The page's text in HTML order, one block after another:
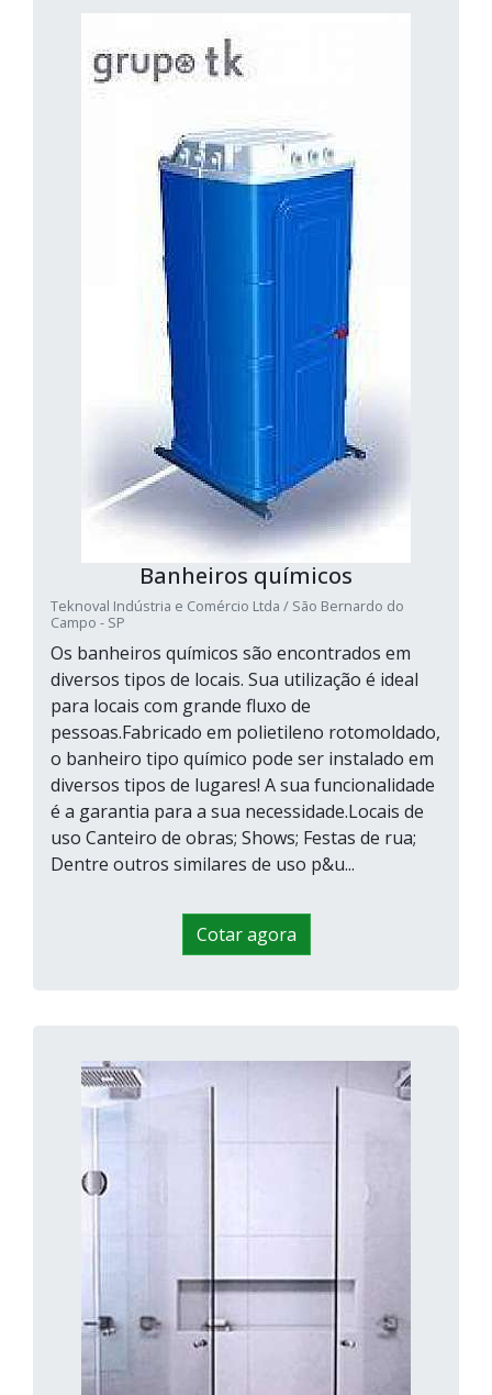
Banheiros químicos
Teknoval Indústria e Comércio Ltda / São Bernardo do
Campo - SP
Os banheiros químicos são encontrados em
diversos tipos de locais. Sua utilização é ideal
para locais com grande fluxo de
pessoas.Fabricado em polietileno rotomoldado,
o banheiro tipo químico pode ser instalado em
diversos tipos de lugares! A sua funcionalidade
é a garantia para a sua necessidade.Locais de
uso Canteiro de obras; Shows; Festas de rua;
Dentre outros similares de uso p&u...
Cotar agora